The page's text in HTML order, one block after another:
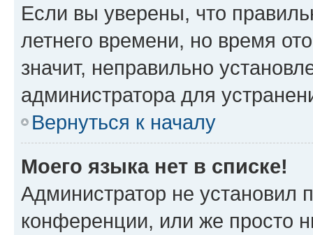
Если вы уверены, что
летнего времени, но время
значит, неправильно
администратора для
Вернуться к началу
Моего языка нет в списке!
Администратор не установил
конференции, или же просто